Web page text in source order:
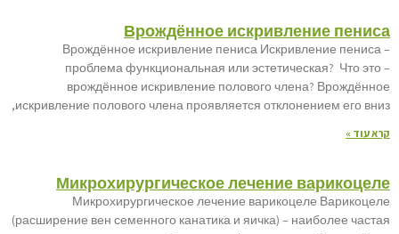
Врождённое искривление пениса
Врождённое искривление пениса Искривление пениса –
проблема функциональная или эстетическая? Что это –
врождённое искривление полового члена? Врождённое
искривление полового члена проявляется отклонением его вниз,
קרא עוד »
Микрохирургическое лечение варикоцеле
Микрохирургическое лечение варикоцеле Варикоцеле
(расширение вен семенного канатика и яичка) – наиболее частая